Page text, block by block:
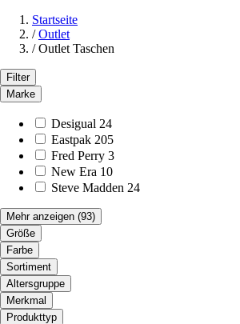
Startseite
/ Outlet
/ Outlet Taschen
Filter
Marke
Desigual 24
Eastpak 205
Fred Perry 3
New Era 10
Steve Madden 24
Mehr anzeigen (93)
Größe
Farbe
Sortiment
Altersgruppe
Merkmal
Produkttyp